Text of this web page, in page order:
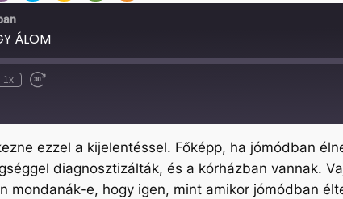
ÁLOM
1x
Fast
ezzel a kijelentéssel. Főképp, ha jómódban
diagnosztizálták, és a kórházban vannak.
mondanák-e, hogy igen, mint amikor jómódban